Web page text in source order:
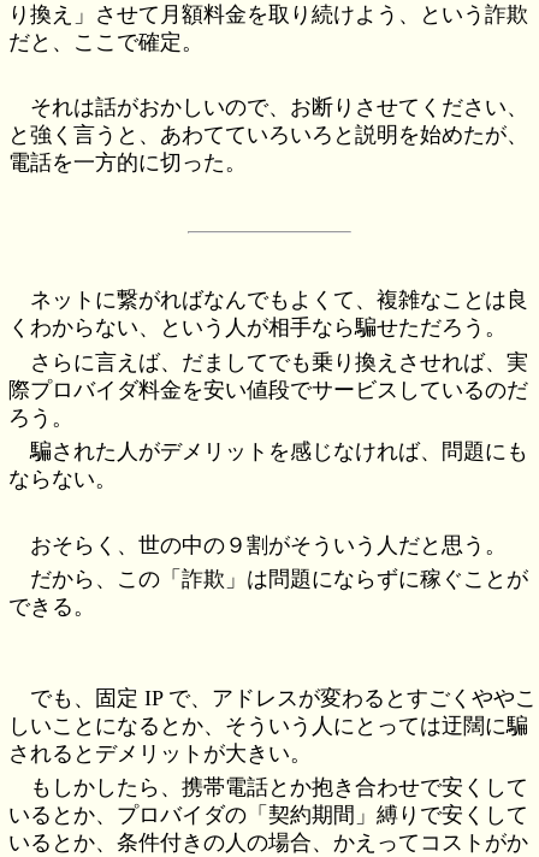
り換え」させて月額料金を取り続けよう、という詐欺
だと、ここで確定。
それは話がおかしいので、お断りさせてください、
と強く言うと、あわてていろいろと説明を始めたが、
電話を一方的に切った。
ネットに繋がればなんでもよくて、複雑なことは良
くわからない、という人が相手なら騙せただろう。
さらに言えば、だましてでも乗り換えさせれば、実
際プロバイダ料金を安い値段でサービスしているのだ
ろう。
騙された人がデメリットを感じなければ、問題にも
ならない。
おそらく、世の中の９割がそういう人だと思う。
だから、この「詐欺」は問題にならずに稼ぐことが
できる。
でも、固定 IP で、アドレスが変わるとすごくややこ
しいことになるとか、そういう人にとっては迂闊に騙
されるとデメリットが大きい。
もしかしたら、携帯電話とか抱き合わせで安くして
いるとか、プロバイダの「契約期間」縛りで安くして
いるとか、条件付きの人の場合、かえってコストがか